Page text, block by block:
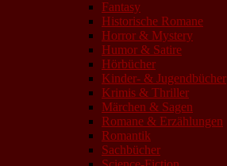
Fantasy
Historische Romane
Horror & Mystery
Humor & Satire
Hörbücher
Kinder- & Jugendbücher
Krimis & Thriller
Märchen & Sagen
Romane & Erzählungen
Romantik
Sachbücher